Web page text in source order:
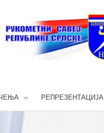
РЕПРЕЗЕНТАЦИЈА